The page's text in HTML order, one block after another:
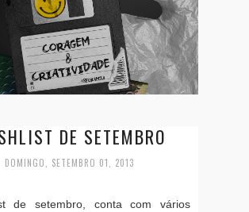
DE SETEMBRO
DOMINGO, SETEMBRO 01, 2013
de setembro, conta com vários